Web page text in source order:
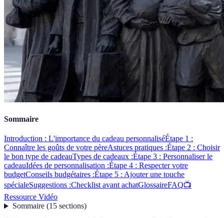
Sommaire
Introduction : L'importance du cadeau personnaliséÉtape 1 :
Connaître les goûts de votre pèreAstuces pratiques :Étape 2 : Choisir
le bon type de cadeauTypes de cadeaux :Étape 3 : Personnaliser le
cadeauIdées de personnalisation :Étape 4 : Respecter votre
budgetConseils budgétaires :Étape 5 : Ajouter une touche
spécialeSuggestions :Checklist avant achatGlossaireFAQ📺
Ressource Vidéo
Sommaire(15 sections)